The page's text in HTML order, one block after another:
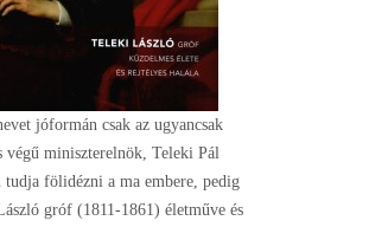
jóformán csak az ugyancsak
végű miniszterelnök, Teleki Pál
tudja fölidézni a ma embere, pedig
gróf (1811-1861) életműve és